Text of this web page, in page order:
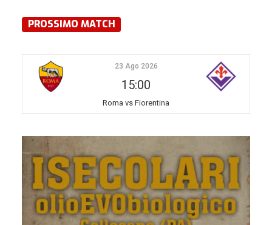
PROSSIMO MATCH
23 Ago 2026
15:00
Roma vs Fiorentina